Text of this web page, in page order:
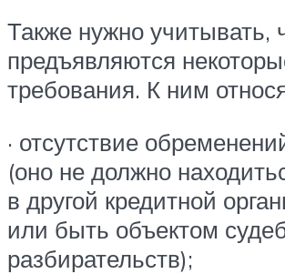
Также нужно учитывать,
предъявляются
требования. К ним
· отсутствие
(оно не должно
в другой кредитной
или быть объектом
разбирательств);